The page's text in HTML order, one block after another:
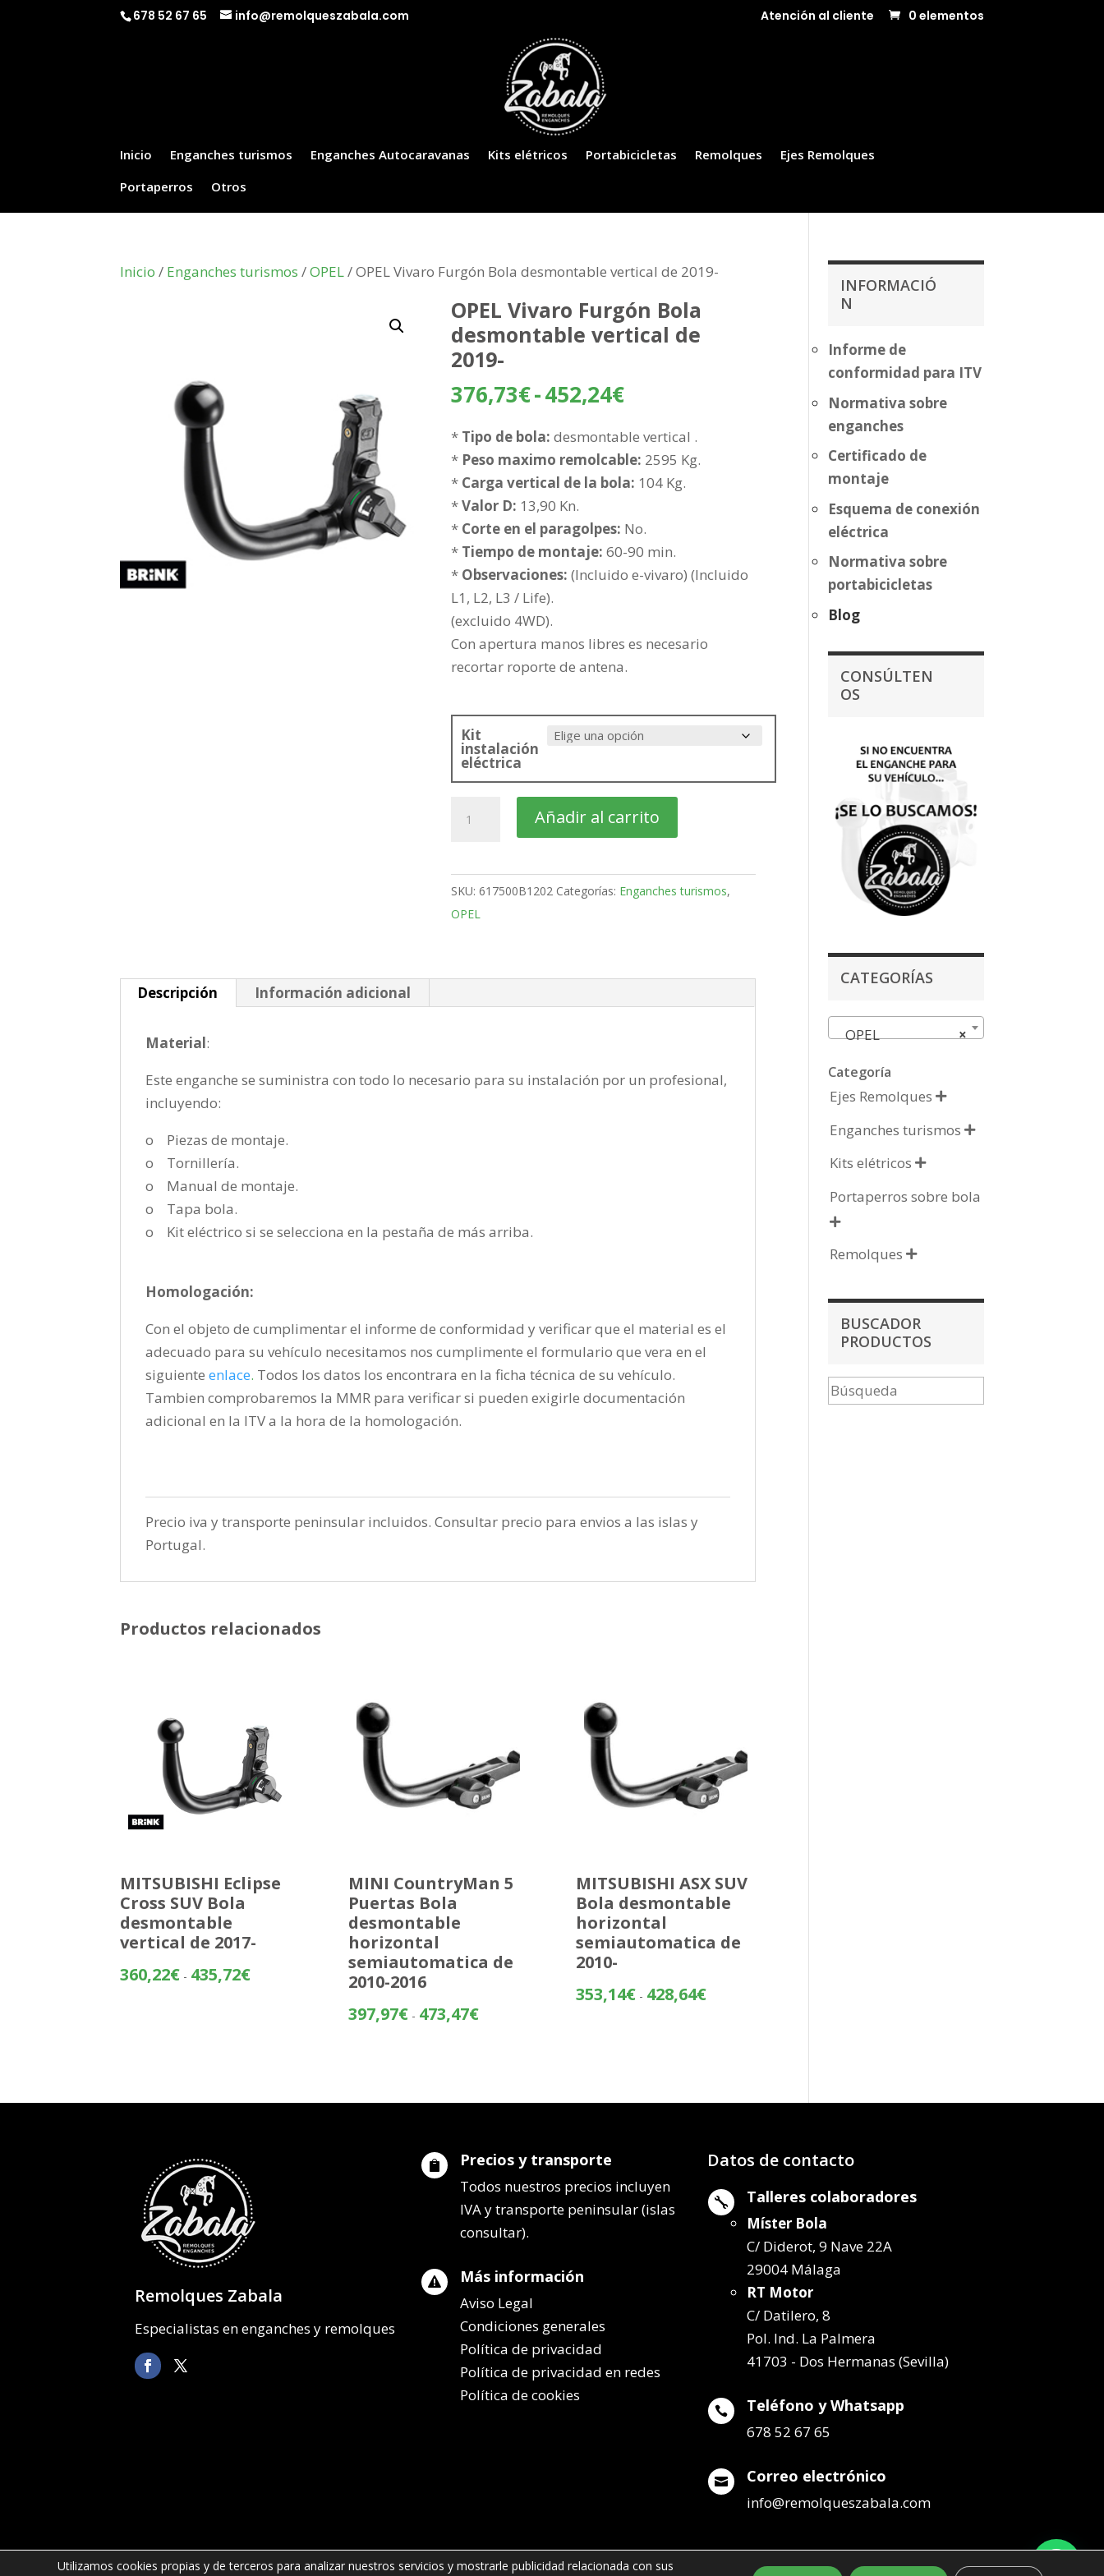
678 52 67 65 info@remolqueszabala.com Atención al cliente 0 elementos
Inicio Enganches turismos Enganches Autocaravanas Kits elétricos Portabicicletas Remolques
Ejes Remolques
Portaperros
Otros
Inicio / Enganches turismos /OPEL/ OPEL Vivaro Furgón Bola desmontable vertical de 2019-
OPEL Vivaro Furgón Bola
desmontable vertical de
2019-
376,73€-452,24€Rango
precios:
desde
376,73€
452,24€
* Tipo de bola: desmontable vertical .
* Peso maximo remolcable: 2595 Kg.
* Carga vertical de la bola: 104 Kg.
*Valor D: 13,90 Kn.
* Corte en el paragolpes: No.
* Tiempo de montaje: 60-90 min.
* Observaciones: (Incluido e-vivaro) (Incluido
L1, L2, L3 / Life).
(excluido 4WD).
Con apertura manos libres es necesario
recortar roporte de antena.
Kit
instalación
eléctrica
Vivaro
Bola
desmontable
vertical
Añadir al carrito
SKU: 617500B1202 Categorías: Enganches turismos,
OPEL
Descripción Información adicional
Material:
Este enganche se suministra con todo lo necesario para su instalación por un profesional,
incluyendo:
o Piezas de montaje.
o Tornillería.
o Manual de montaje.
o Tapa bola.
o Kit eléctrico si se selecciona en la pestaña de más arriba.
Homologación:
Con el objeto de cumplimentar el informe de conformidad y verificar que el material es el
adecuado para su vehículo necesitamos nos cumplimente el formulario que vera en el
siguienteenlace. Todos los datos los encontrara en la ficha técnica de su vehículo.
Tambien comprobaremos la MMR para verificar si pueden exigirle documentación
adicional en la ITV a la hora de la homologación.
Precio iva y transporte peninsular incluidos. Consultar precio para envios a las islas y
Portugal.
Productos relacionados
MITSUBISHI Eclipse
Cross SUV Bola
desmontable
vertical de 2017-
360,22€ - 435,72€Rango
MINI CountryMan 5
Puertas Bola
desmontable
horizontal
semiautomatica de
2010-2016
397,97€ - 473,47€Rango
hasta
MITSUBISHI ASX SUV
Bola desmontable
horizontal
semiautomatica de
2010-
353,14€ - 428,64€Rango
428,64€
INFORMACIÓ
N
Informe de
conformidad para ITV
Normativa sobre
enganches
Certificado de
montaje
Esquema de conexión
eléctrica
Normativa sobre
portabicicletas
Blog
CONSÚLTEN
OS
CATEGORÍAS
×
OPEL
Categoría
Ejes Remolques 
Enganches turismos 
Kits elétricos 
Portaperros sobre bola

Remolques 
BUSCADOR
PRODUCTOS
Remolques Zabala
Especialistas en enganches y remolques
 Precios y transporte
Todos nuestros precios incluyen
IVA y transporte peninsular (islas
consultar).
 Más información
Aviso Legal
Condiciones generales
Política de privacidad
Política de privacidad en redes
Política de cookies
Datos de contacto
 Talleres colaboradores
Míster Bola
C/ Diderot, 9 Nave 22A
29004 Málaga
RT Motor
C/ Datilero, 8
Pol. Ind. La Palmera
41703 - Dos Hermanas (Sevilla)
 Teléfono y Whatsapp
678 52 67 65
 Correo electrónico
info@remolqueszabala.com
Utilizamos cookies propias y de terceros para analizar nuestros servicios y mostrarle publicidad relacionada con sus